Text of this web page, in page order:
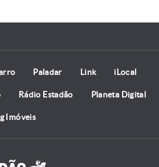
Paladar Link iLocal
Rádio Estadão Planeta Digital
Imóveis